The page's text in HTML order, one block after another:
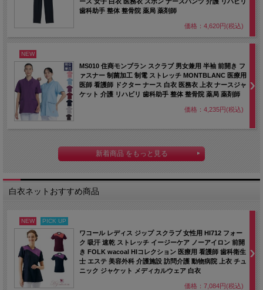
2025/12/12 ベルト伸ばしや甲部伸ばし等の別注採寸が不要なリハビ
リシューズ。
2025/12/11 スッと足が入る、履きやすく履かせやすい介護シュー
ズ。
2025/12/10 履き口が大きく、足を入れやすいストレッチのきいた介
護シューズ。
2025/12/9 手を使わずに履けるニットスニーカー。
2025/12/8 静電気の発生を抑えるナースシューズ。
2025/12/5 ムレない、疲れにくいナースシューズ。
2025/12/4 手を使わず履ける衛生的なナースシューズ。
2025/12/3 安定性と衝撃吸収に優れたナースシューズ。
2025/12/2 かかとが踏める2wayナースシューズ。
2025/12/1 安定性と衝撃吸収力を追求した今までにない履き心地の
ナースシューズ。
2025/11/28 厚みのあるソールが歩行時の衝撃を分散、足膝腰の疲労
軽減につなげるナースシューズです。
2025/11/27 【web先行販売】体型の個性が幅広い女性が、いつでも
自分の体調や体型の変化に合わせて着られるパンツ。
歯科助手 整体 整骨院 薬局 薬剤師
価格：4,620円(税込)
NEW
MS010 住商モンブラン スクラブ 男女兼用 半袖 前開き フ
ァスナー 制菌加工 制電 ストレッチ MONTBLANC 医療用
医師 看護師 ドクター ナース 白衣 医務衣 上衣 ナースジャ
ケット 介護 リハビリ 歯科助手 整体 整骨院 薬局 薬剤師
価格：4,235円(税込)
新着商品 をもっと見る
白衣ネットおすすめ商品
NEW PICK UP
ワコール レディス ジップ スクラブ 女性用 HI712 フォー
ク 吸汗 速乾 ストレッチ イージーケア ノーアイロン 前開
き FOLK wacoal HIコレクション 医療用 看護師 歯科衛生
士 エステ 美容外科 介護施設 訪問介護 動物病院 上衣 チュ
ニック ジャケット メディカルウェア 白衣
価格：7,084円(税込)